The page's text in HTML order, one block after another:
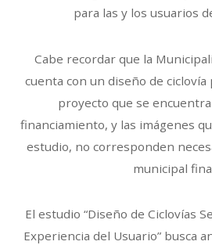
para las y los usuarios
Cabe recordar que la
cuenta con un diseño de ciclovía
proyecto que se
financiamiento, y las imágenes
estudio, no corresponden
municipal
El estudio “Diseño de Ciclovías
Experiencia del Usuario” busca